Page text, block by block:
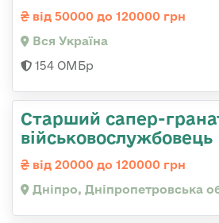
від 50000 до 120000 грн
Вся Україна
154 ОМБр
Старший сапер-
військовослужбовець
від 20000 до 120000 грн
Дніпро, Дніпропетровська